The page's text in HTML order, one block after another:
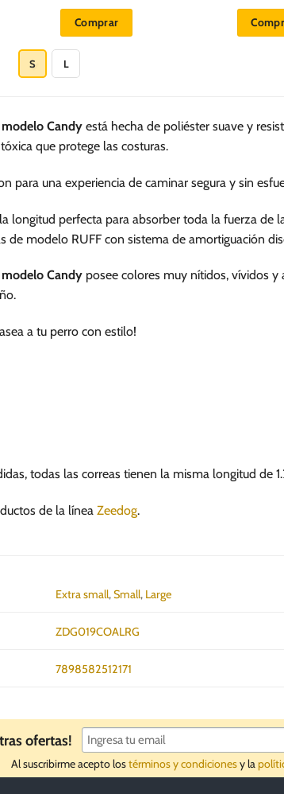
Comprar
Las
opciones
pueden
en
la
de
S L
modelo Candy está hecha de poliéster suave y
que protege las costuras.
para una experiencia de caminar segura y sin
longitud perfecta para absorber toda la fuerza
de modelo RUFF con sistema de amortiguación
modelo Candy posee colores muy nítidos, vívidos
a tu perro con estilo!
todas las correas tienen la misma longitud de
de la línea Zeedog.
Extra small,Small, Large
ZDG019COALRG
7898582512171
ofertas!
Al suscribirme acepto lostérminos y condicionesy la